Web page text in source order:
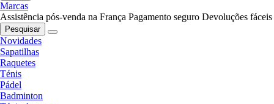
Marcas
Assistência pós-venda na França Pagamento seguro Devoluções fáceis
Pesquisar
Novidades
Sapatilhas
Raquetes
Ténis
Pádel
Badminton